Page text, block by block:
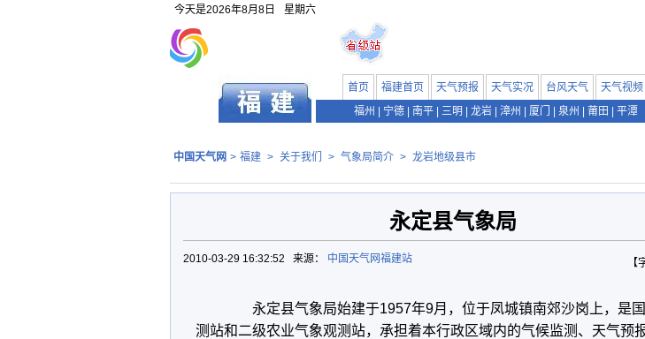
今天是2026年8月8日 星期六
首页 福建首页 天气预报 天气实况 台风天气 天气视频
福州
宁德 南平 三明 龙岩 漳州 厦门 泉州 莆田 平潭
中国天气网 > 福建 > 关于我们 > 气象局简介 > 龙岩地级县市
永定县气象局
【
2010-03-29 16:32:52 来源： 中国天气网福建站
永定县气象局始建于1957年9月，位于凤城镇南郊沙岗上，是
测站和二级农业气象观测站，承担着本行政区域内的气候监测、天气预